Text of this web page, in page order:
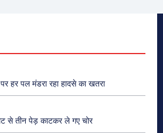
हर पल मंडरा रहा हादसे का खतरा
से तीन पेड़ काटकर ले गए चोर